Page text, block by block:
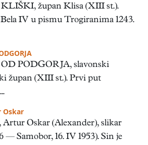
župan Klisa (XIII st.).
IV u pismu Trogiranima 1243.
PODGORJA, slavonski
župan (XIII st.). Prvi put
Oskar
Oskar (Alexander), slikar
— Samobor, 16. IV 1953). Sin je